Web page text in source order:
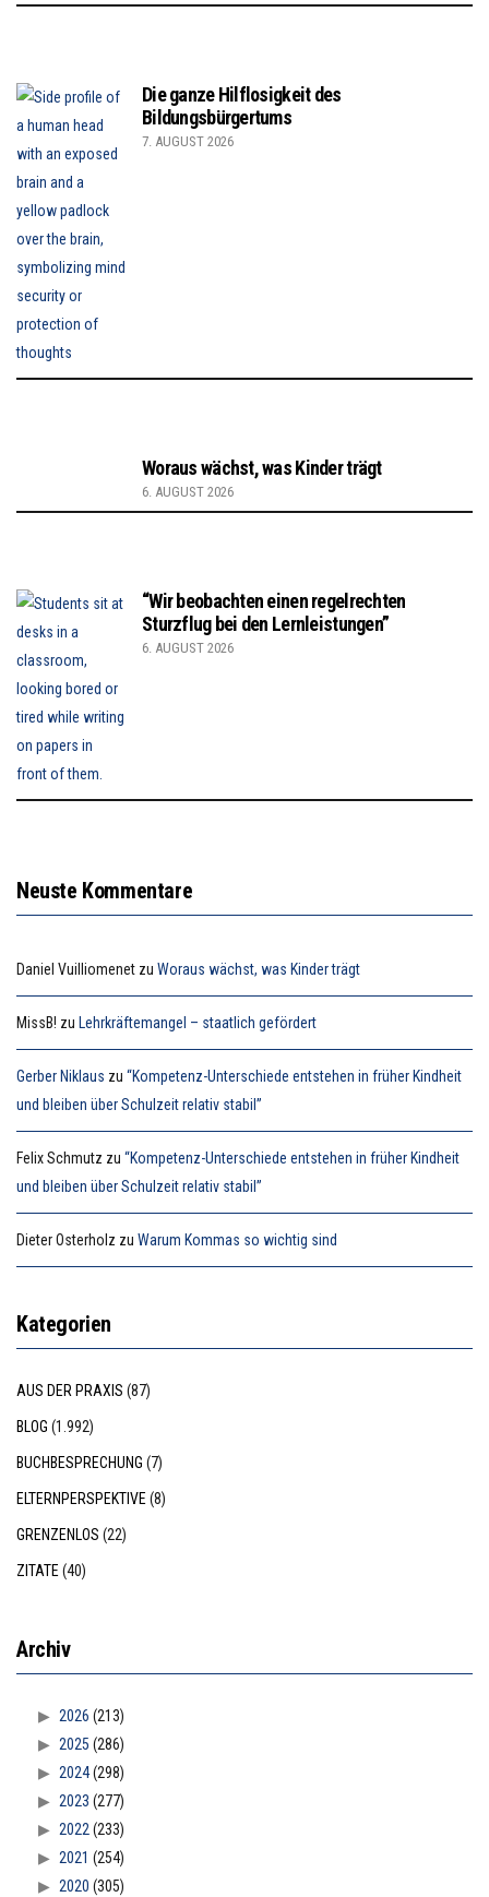
Die ganze Hilflosigkeit des
Bildungsbürgertums
7. AUGUST 2026
Woraus wächst, was Kinder trägt
6. AUGUST 2026
“Wir beobachten einen regelrechten
Sturzflug bei den Lernleistungen”
6. AUGUST 2026
Neuste Kommentare
Daniel Vuilliomenet zu Woraus wächst, was Kinder trägt
MissB! zu Lehrkräftemangel – staatlich gefördert
Gerber Niklaus zu “Kompetenz-Unterschiede entstehen in früher Kindheit
und bleiben über Schulzeit relativ stabil”
Felix Schmutz zu “Kompetenz-Unterschiede entstehen in früher Kindheit
und bleiben über Schulzeit relativ stabil”
Dieter Osterholz zu Warum Kommas so wichtig sind
Kategorien
AUS DER PRAXIS (87)
BLOG (1.992)
BUCHBESPRECHUNG (7)
ELTERNPERSPEKTIVE(8)
GRENZENLOS (22)
ZITATE(40)
Archiv
2026 (213)
2025 (286)
2024(298)
2023 (277)
2022(233)
2021 (254)
2020 (305)